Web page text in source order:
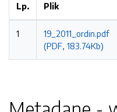
Lp. Plik
1
19_2011_ordin.pdf
(PDF, 183.74Kb)